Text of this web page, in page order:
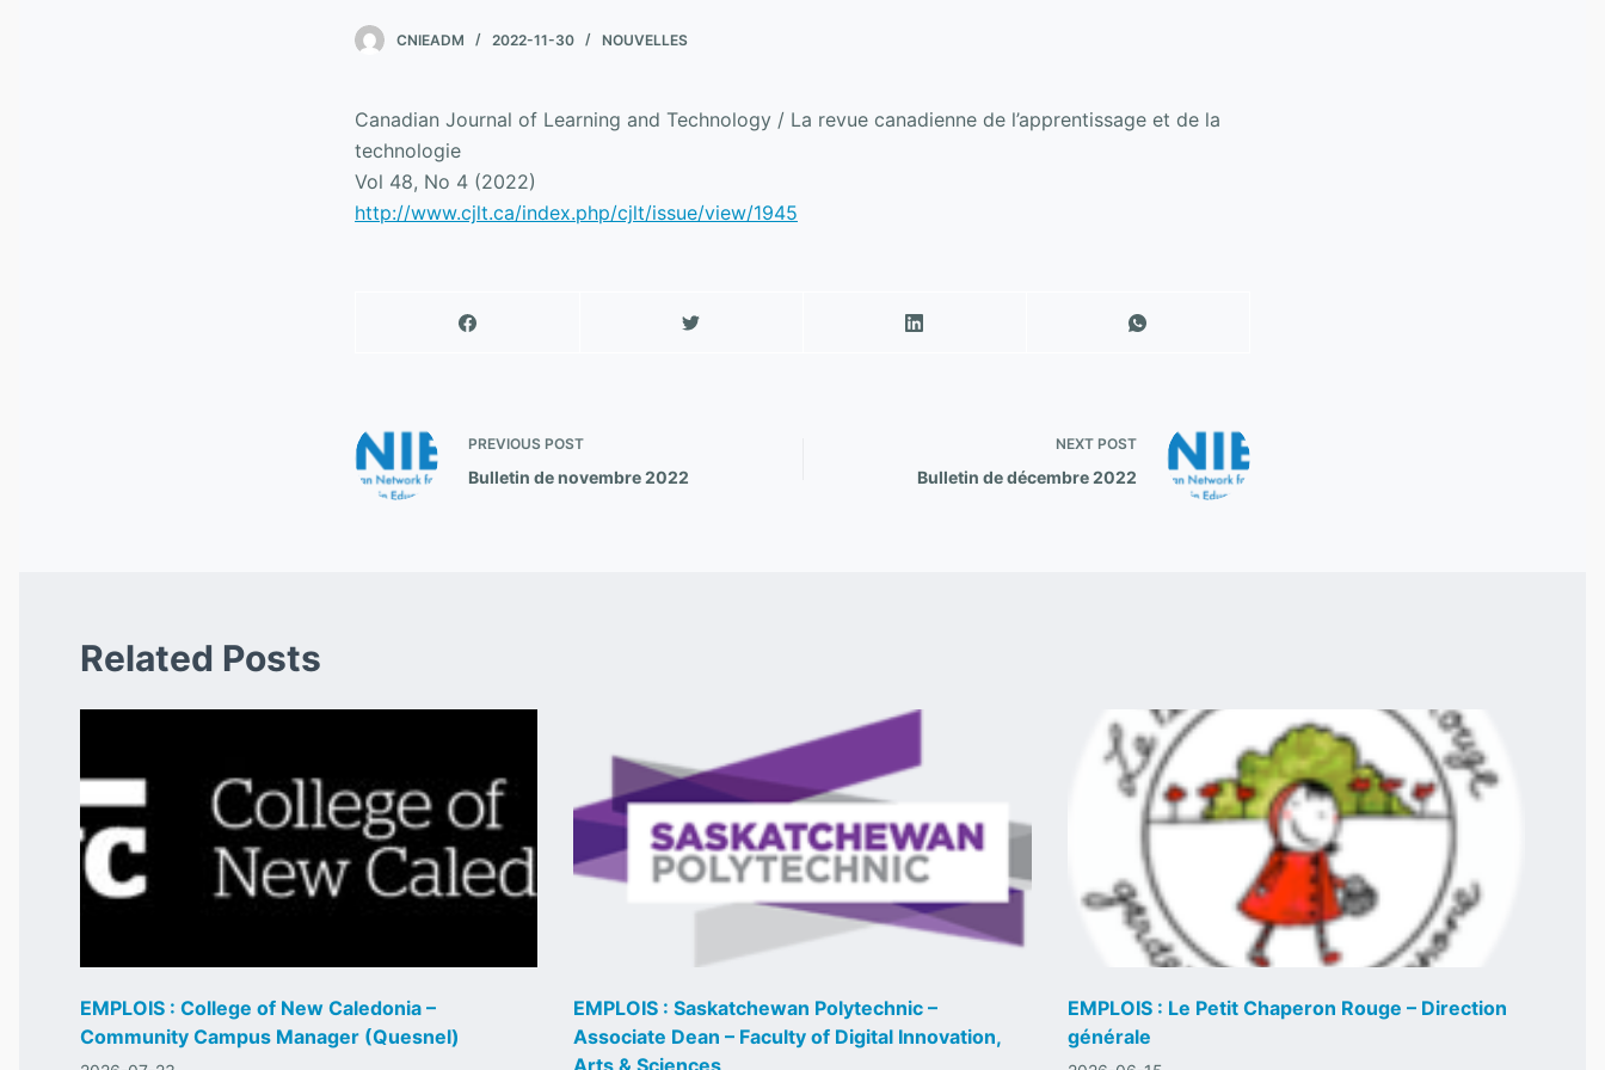
CNIEADM 2022-11-30 NOUVELLES
Canadian Journal of Learning and Technology / La revue canadienne de l’apprentissage et de la
technologie
Vol 48, No 4 (2022)
http://www.cjlt.ca/index.php/cjlt/issue/view/1945
PREVIOUS POST
Bulletin de novembre 2022
NEXT POST
Bulletin de décembre 2022
Related Posts
EMPLOIS : College of New Caledonia –
Community Campus Manager (Quesnel)
EMPLOIS : Saskatchewan Polytechnic –
Associate Dean – Faculty of Digital Innovation,
Arts & Sciences
EMPLOIS : Le Petit Chaperon Rouge – Direction
générale